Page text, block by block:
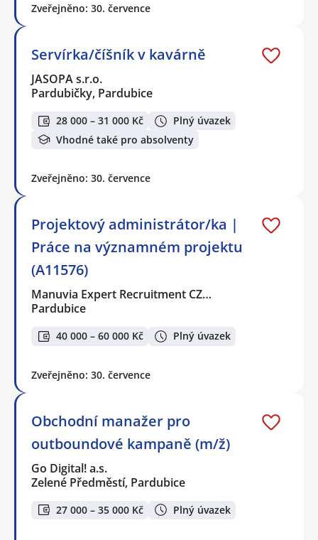
Zveřejněno: 30. července
Servírka/číšník v kavárně
JASOPA s.r.o.
Pardubičky, Pardubice
28 000 – 31 000 Kč
Plný úvazek
Vhodné také pro absolventy
Zveřejněno: 30. července
Projektový administrátor/ka |
Práce na významném projektu
(A11576)
Manuvia Expert Recruitment CZ…
Pardubice
40 000 – 60 000 Kč Plný úvazek
Zveřejněno: 30. července
Obchodní manažer pro
outboundové kampaně (m/ž)
Go Digital! a.s.
Zelené Předměstí, Pardubice
27 000 – 35 000 Kč Plný úvazek